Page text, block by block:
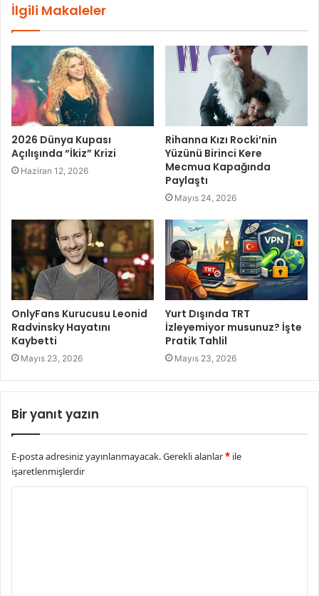
İlgili Makaleler
2026 Dünya Kupası
Açılışında “İkiz” Krizi
Haziran 12, 2026
Rihanna Kızı Rocki’nin
Yüzünü Birinci Kere
Mecmua Kapağında
Paylaştı
Mayıs 24, 2026
OnlyFans Kurucusu Leonid
Radvinsky Hayatını
Kaybetti
Mayıs 23, 2026
Yurt Dışında TRT
İzleyemiyor musunuz? İşte
Pratik Tahlil
Mayıs 23, 2026
Bir yanıt yazın
E-posta adresiniz yayınlanmayacak.Gerekli alanlar* ile
işaretlenmişlerdir